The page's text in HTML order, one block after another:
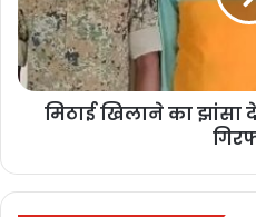
1 week ago
PM ने ‘मन
संरक्षण
बढ़ा भूजल
1 week ago
मिठाई खिलाने का झांसा